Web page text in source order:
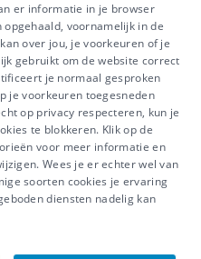
612 044
deel uit van Groep
-Privacy-Cookiebeleid
er informatie in je browser
voornamelijk in de
over jou, je voorkeuren of je
gebruikt om de website correct
je normaal gesproken
je voorkeuren toegesneden
op privacy respecteren, kun je
te blokkeren. Klik op de
voor meer informatie en
Wees je er echter wel van
soorten cookies je ervaring
diensten nadelig kan